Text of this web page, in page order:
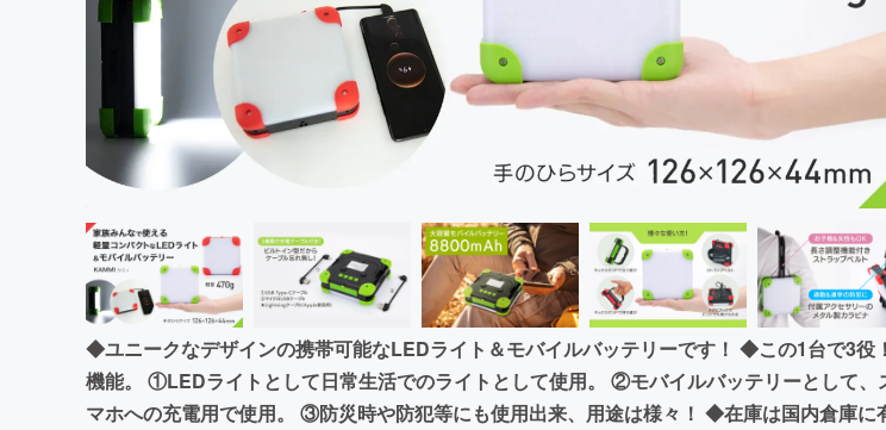
CAMPFIRE for Social Good
CAMPFIREふるさと納税
machi-ya
◆ユニークなデザインの携帯可能なLEDライト＆モバイルバッテリーです！ ◆この1台で3役
機能。 ①LEDライトとして日常生活でのライトとして使用。 ②モバイルバッテリーとして、
マホへの充電用で使用。 ③防災時や防犯等にも使用出来、用途は様々！ ◆在庫は国内倉庫に